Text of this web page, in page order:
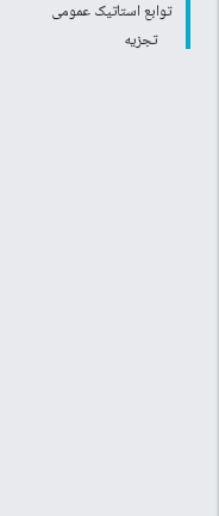
توابع استاتیک عمومی
تجزیه